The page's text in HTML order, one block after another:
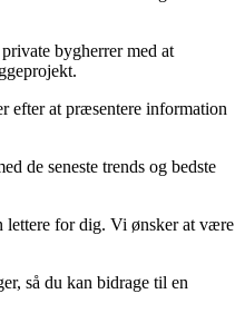
bygherrer med at
efter at præsentere information
de seneste trends og bedste
lettere for dig. Vi ønsker at være
så du kan bidrage til en